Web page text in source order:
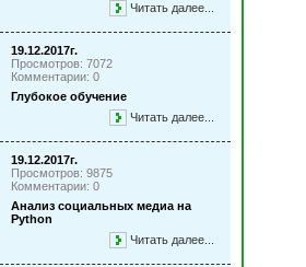
Читать далее...
19.12.2017г.
Просмотров: 7072
Комментарии: 0
Глубокое обучение
Читать далее...
19.12.2017г.
Просмотров: 9875
Комментарии: 0
Анализ социальных медиа на
Python
Читать далее...